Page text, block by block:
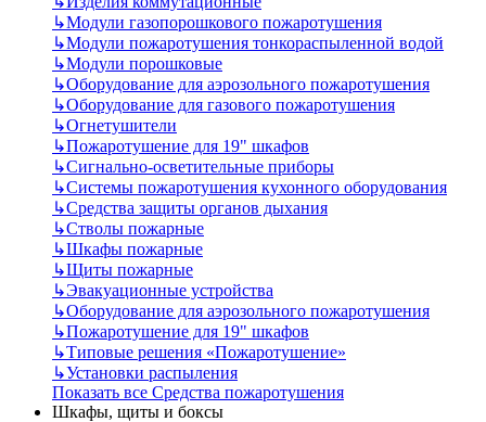
↳Модули газопорошкового пожаротушения
↳Модули пожаротушения тонкораспыленной водой
↳Модули порошковые
↳Оборудование для аэрозольного пожаротушения
↳Оборудование для газового пожаротушения
↳Огнетушители
↳Пожаротушение для 19" шкафов
↳Сигнально-осветительные приборы
↳Системы пожаротушения кухонного оборудования
↳Средства защиты органов дыхания
↳Стволы пожарные
↳Шкафы пожарные
↳Щиты пожарные
↳Эвакуационные устройства
↳Оборудование для аэрозольного пожаротушения
↳Пожаротушение для 19" шкафов
↳Типовые решения «Пожаротушение»
↳Установки распыления
Показать все Средства пожаротушения
Шкафы, щиты и боксы